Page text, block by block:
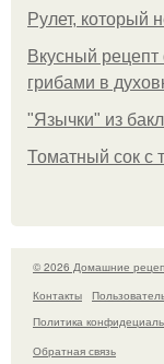
Рулет, который
Вкусный
грибами в
"Язычки" из
Томатный сок с
© 2026 Домашние
Контакты
Политика
Обратная связь